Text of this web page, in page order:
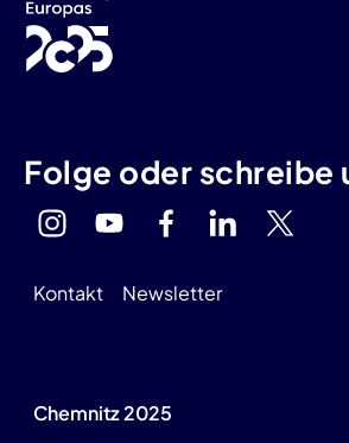
Folge oder schreibe
Kontakt Newsletter
Chemnitz 2025